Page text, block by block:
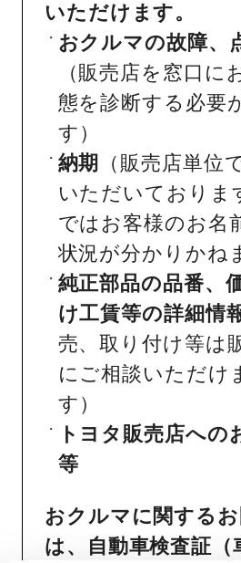
いただけます。
おクルマの故障、
（販売店を窓口に
態を診断する必要
す）
納期
（販売店単位
いただいておりま
ではお客様のお名
状況が分かりかね
純正部品の品番、
け工賃等の詳細情
売、取り付け等は
にご相談いただけ
す）
トヨタ販売店への
等
おクルマに関する
は、自動車検査証（